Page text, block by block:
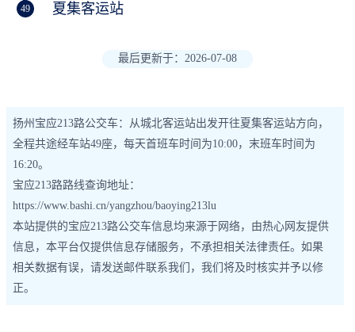
49 夏集客运站
最后更新于：2026-07-08
扬州宝应213路公交车：从城北客运站出发开往夏集客运站方向，
全程共途经车站49座，每天首班车时间为10:00，末班车时间为
16:20。
宝应213路路线查询地址：
https://www.bashi.cn/yangzhou/baoying213lu
本站提供的宝应213路公交车信息均来源于网络，由热心网友提供
信息，本平台仅提供信息存储服务，不承担相关法律责任。如果
相关数据有误，请发送邮件联系我们，我们将及时核实并予以修
正。